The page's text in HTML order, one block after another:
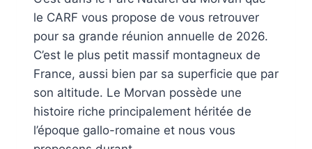
le CARF vous propose de vous retrouver
pour sa grande réunion annuelle de 2026.
C’est le plus petit massif montagneux de
France, aussi bien par sa superficie que par
son altitude. Le Morvan possède une
histoire riche principalement héritée de
l’époque gallo-romaine et nous vous